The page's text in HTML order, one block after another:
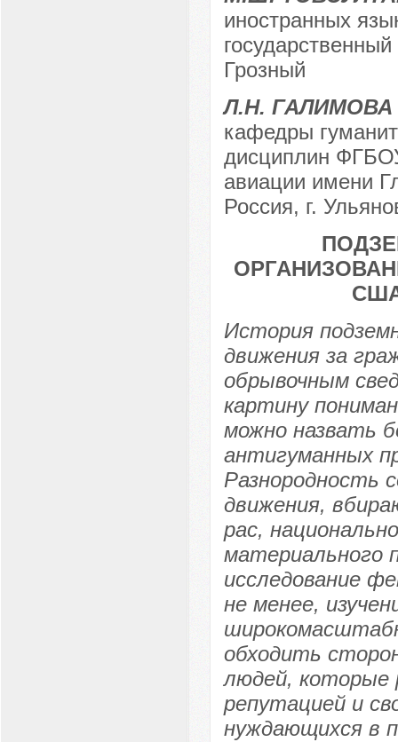
иностранных
Грозный
Л.Н. ГАЛИМОВА
кафедры
дисциплин
авиации имени
Россия, г.
История
движения за
обрывочным
картину
можно назвать
антигуманных
Разнородность
движения,
рас,
материального
исследование
не менее,
обходить
людей, которые
репутацией и
нуждающихся в